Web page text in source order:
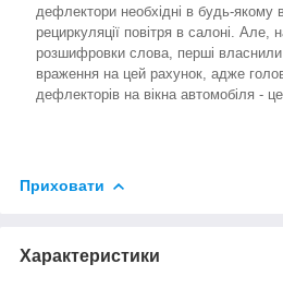
дефлектори необхідні в будь-якому
рециркуляції повітря в салоні. Але,
розшифровки слова, перші
враження на цей рахунок, адже
дефлекторів на вікна автомобіля -
Приховати
Характеристики